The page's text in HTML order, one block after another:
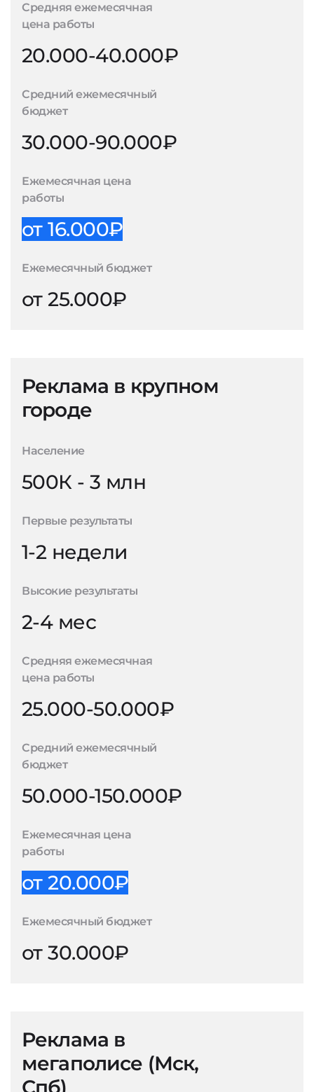
Средняя ежемесячная
цена работы
20.000-40.000₽
Средний ежемесячный
бюджет
30.000-90.000₽
Ежемесячная цена
работы
от 16.000₽
Ежемесячный бюджет
от 25.000₽
Реклама в крупном
городе
Население
500К - 3 млн
Первые результаты
1-2 недели
Высокие результаты
2-4 мес
Средняя ежемесячная
цена работы
25.000-50.000₽
Средний ежемесячный
бюджет
50.000-150.000₽
Ежемесячная цена
работы
от 20.000₽
Ежемесячный бюджет
от 30.000₽
Реклама в
мегаполисе (Мск,
Спб)